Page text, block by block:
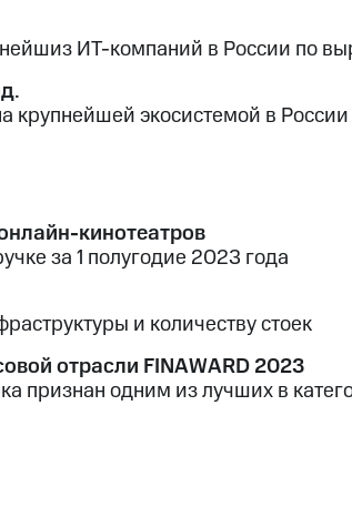
ИТ-компаний в России по
крупнейшей экосистемой в
кинотеатров
за 1 полугодие 2023 года
и количеству стоек
отрасли FINAWARD 2023
признан одним из лучших в